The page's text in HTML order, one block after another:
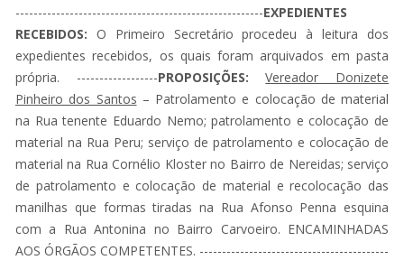
-------------------------------------------------------EXPEDIENTES
RECEBIDOS: O Primeiro Secretário procedeu à leitura dos
expedientes recebidos, os quais foram arquivados em pasta
própria. ------------------PROPOSIÇÕES:Vereador Donizete
Pinheiro dos Santos – Patrolamento e colocação de material
na Rua tenente Eduardo Nemo; patrolamento e colocação de
material na Rua Peru; serviço de patrolamento e colocação de
material na Rua Cornélio Kloster no Bairro de Nereidas; serviço
de patrolamento e colocação de material e recolocação das
manilhas que formas tiradas na Rua Afonso Penna esquina
com a Rua Antonina no Bairro Carvoeiro. ENCAMINHADAS
AOS ÓRGÃOS COMPETENTES. ------------------------------------------